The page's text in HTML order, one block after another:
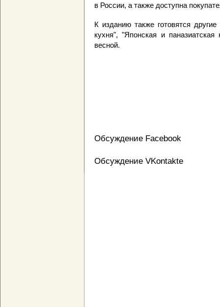
в России, а также доступна
К изданию также готовятся
кухня", "Японская и
весной.
Обсуждение Facebook
Обсуждение VKontakte